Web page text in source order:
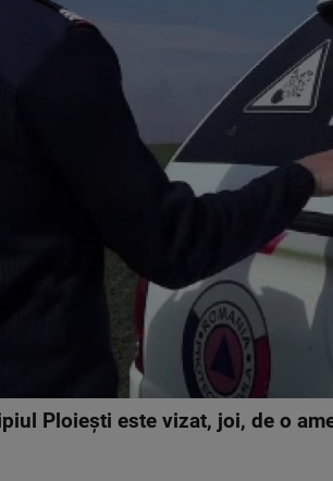
Ploieşti este vizat, joi, de o